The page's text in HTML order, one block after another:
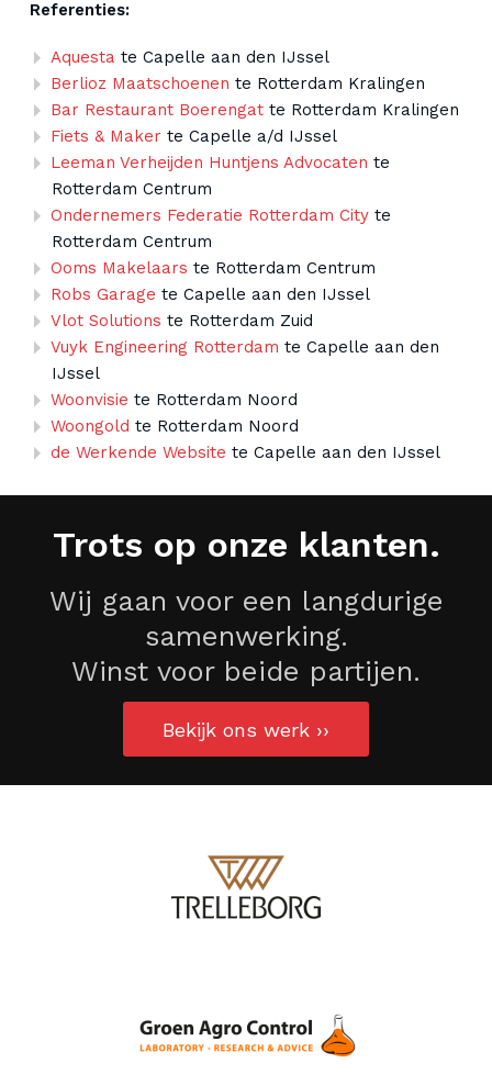
Referenties:
Aquesta te Capelle aan den IJssel
Berlioz Maatschoenen te Rotterdam Kralingen
Bar Restaurant Boerengat te Rotterdam Kralingen
Fiets & Maker te Capelle a/d IJssel
Leeman Verheijden Huntjens Advocaten te
Rotterdam Centrum
Ondernemers Federatie Rotterdam City te
Rotterdam Centrum
Ooms Makelaars te Rotterdam Centrum
Robs Garage te Capelle aan den IJssel
Vlot Solutions te Rotterdam Zuid
Vuyk Engineering Rotterdam te Capelle aan den
IJssel
Woonvisie te Rotterdam Noord
Woongold te Rotterdam Noord
de Werkende Website te Capelle aan den IJssel
Trots op onze klanten.
Wij gaan voor een langdurige
samenwerking.
Winst voor beide partijen.
Bekijk ons werk ››